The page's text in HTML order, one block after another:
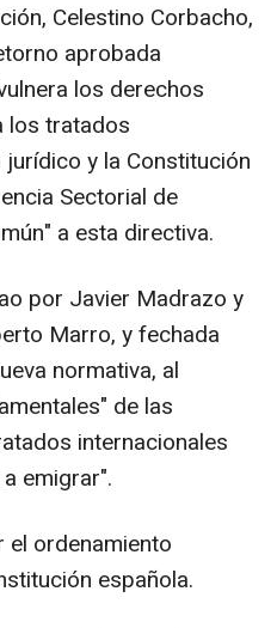
Celestino Corbacho,
aprobada
los derechos
los tratados
y la Constitución
Sectorial de
a esta directiva.
por Javier Madrazo y
Marro, y fechada
normativa, al
de las
internacionales
emigrar".
el ordenamiento
española.